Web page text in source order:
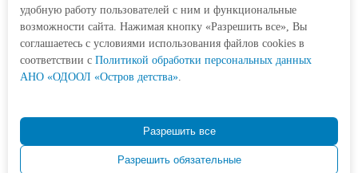
Личный кабинет
Корзина
Социальные сети
Контакты
+7 (3452) 77-21-47
Odetstva@obl72.ru
удобную работу пользователей с ним и функциональные
возможности сайта. Нажимая кнопку «Разрешить все», Вы
соглашаетесь с условиями использования файлов cookies в
соответствии c Политикой обработки персональных данных
АНО «ОДООЛ «Остров детства».
Разрешить все
Разрешить обязательные